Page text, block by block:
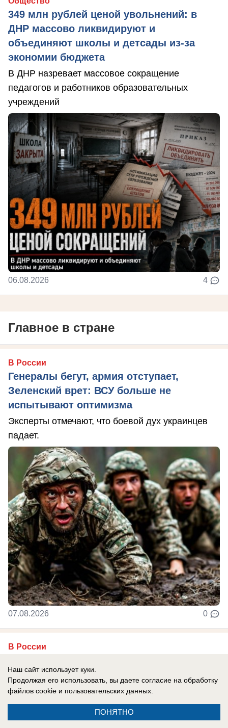
349 млн рублей ценой увольнений: в
ДНР массово ликвидируют и
объединяют школы и детсады из-за
экономии бюджета
В ДНР назревает массовое сокращение
педагогов и работников образовательных
учреждений
06.08.2026 4
Главное в стране
В России
Генералы бегут, армия отступает,
Зеленский врет: ВСУ больше не
испытывают оптимизма
Эксперты отмечают, что боевой дух украинцев
падает.
07.08.2026 0
В России
Топурии нашли недвижимость более чем
на полмиллиарда рублей
В активе певицы — столичная квартира,
подмосковный особняк и апартаменты в ОАЭ.
Наш сайт использует куки.
Продолжая его использовать, вы даете согласие на обработку
файлов cookie и пользовательских данных.
ПОНЯТНО